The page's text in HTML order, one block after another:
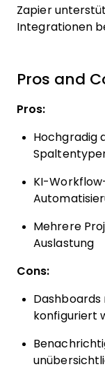
Zapier
Integrationen
Pros and
Pros:
Hochgradig
KI-
Mehrere
Auslastung
Cons:
Dashboards
konfiguriert